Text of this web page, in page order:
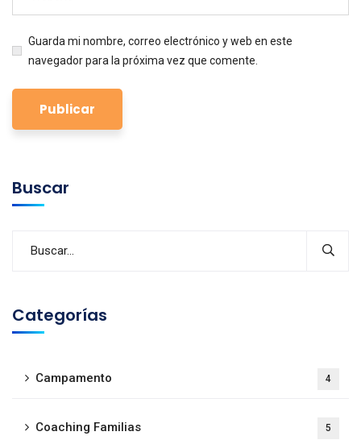
Guarda mi nombre, correo electrónico y web en este
navegador para la próxima vez que comente.
Buscar
Categorías
Campamento 4
Coaching Familias 5